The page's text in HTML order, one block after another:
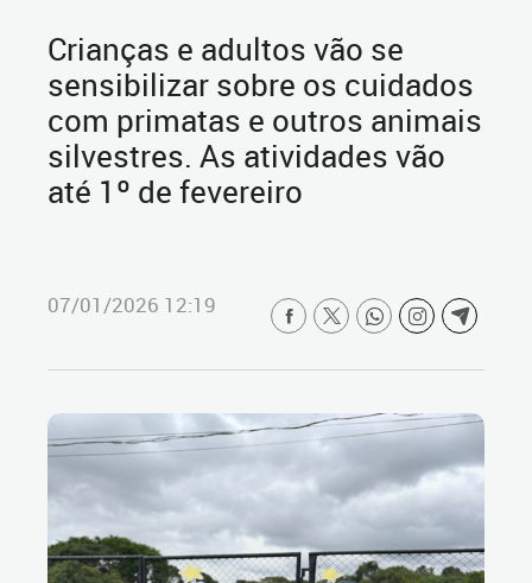
Crianças e adultos vão se
sensibilizar sobre os cuidados
com primatas e outros animais
silvestres. As atividades vão
até 1º de fevereiro
07/01/2026 12:19